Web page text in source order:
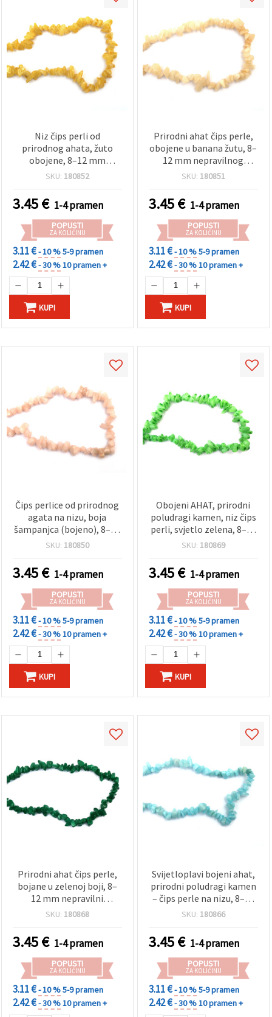
Niz čips perli od
prirodnog ahata, žuto
obojene, 8–12 mm
nepravilni komadići, ~85
SKU: 180852
3.45€ 1-4 pramen
POPUSTI
ZA KOLIČINU
3.11 €- 10 %5-9 pramen
2.42 €- 30 %10 pramen +
KUPI
Prirodni ahat čips perle,
obojene u banana žutu, 8–
12 mm nepravilnog
oblika, ~85 cm niz – perle
kamena za DIY/uradi-sam
izradu nakita, narukvice i
ogrlice
SKU: 180851
3.45€ 1-4 pramen
POPUSTI
ZA KOLIČINU
3.11 €- 10 %5-9 pramen
2.42 €- 30 %10 pramen +
KUPI
Čips perlice od prirodnog
agata na nizu, boja
šampanjca (bojeno), 8–12
mm nepravilni polirani
od poludragog kamena za
DIY izradu nakita i
kreativni hobi
SKU: 180850
3.45€ 1-4 pramen
POPUSTI
ZA KOLIČINU
3.11 €- 10 %5-9 pramen
2.42 €- 30 %10 pramen +
KUPI
Obojeni AHAT, prirodni
poludragi kamen, niz čips
perli, svjetlo zelena, 8–12
mm ~ 85 cm
SKU: 180869
3.45€ 1-4 pramen
POPUSTI
ZA KOLIČINU
3.11 €- 10 %5-9 pramen
2.42 €- 30 %10 pramen +
KUPI
Prirodni ahat čips perle,
bojane u zelenoj boji, 8–
12 mm nepravilni
središnje probušeni
(33,5 inča), za izradu
nakita, nizanje, ogrlice i
narukvice
SKU: 180868
3.45€ 1-4 pramen
POPUSTI
ZA KOLIČINU
3.11 €- 10 %5-9 pramen
2.42 €- 30 %10 pramen +
Svijetloplavi bojeni ahat,
prirodni poludragi kamen
– čips perle na nizu, 8–12
mm nepravilni
inča), za uradi sam (DIY)
izradu nakita: narukvice,
ogrlice, naušnice
SKU: 180866
3.45€ 1-4 pramen
POPUSTI
ZA KOLIČINU
3.11 €- 10 %5-9 pramen
2.42 €- 30 %10 pramen +